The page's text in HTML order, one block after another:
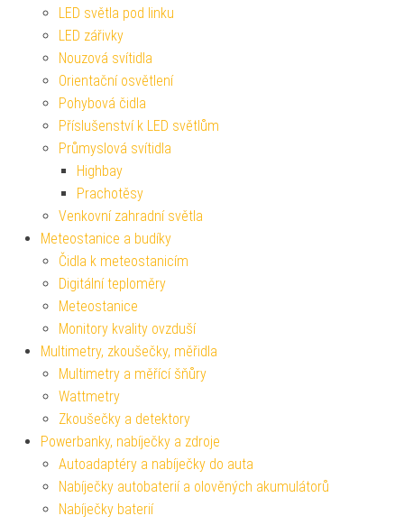
LED světla pod linku
LED zářivky
Nouzová svítidla
Orientační osvětlení
Pohybová čidla
Příslušenství k LED světlům
Průmyslová svítidla
Highbay
Prachotěsy
Venkovní zahradní světla
Meteostanice a budíky
Čidla k meteostanicím
Digitální teploměry
Meteostanice
Monitory kvality ovzduší
Multimetry, zkoušečky, měřidla
Multimetry a měřící šňůry
Wattmetry
Zkoušečky a detektory
Powerbanky, nabíječky a zdroje
Autoadaptéry a nabíječky do auta
Nabíječky autobaterií a olověných akumulátorů
Nabíječky baterií